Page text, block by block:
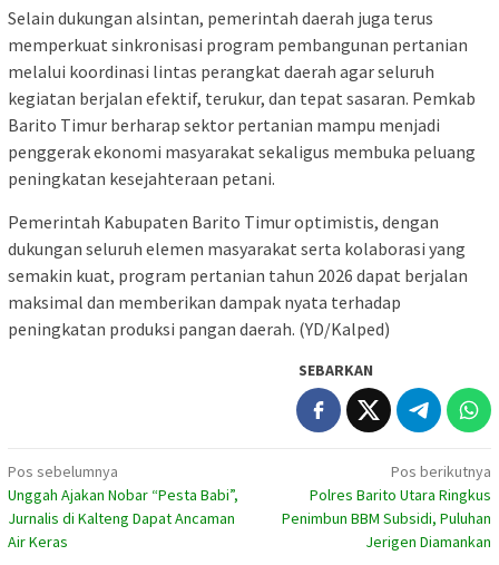
Selain dukungan alsintan, pemerintah daerah juga terus
memperkuat sinkronisasi program pembangunan pertanian
melalui koordinasi lintas perangkat daerah agar seluruh
kegiatan berjalan efektif, terukur, dan tepat sasaran. Pemkab
Barito Timur berharap sektor pertanian mampu menjadi
penggerak ekonomi masyarakat sekaligus membuka peluang
peningkatan kesejahteraan petani.
Pemerintah Kabupaten Barito Timur optimistis, dengan
dukungan seluruh elemen masyarakat serta kolaborasi yang
semakin kuat, program pertanian tahun 2026 dapat berjalan
maksimal dan memberikan dampak nyata terhadap
peningkatan produksi pangan daerah. (YD/Kalped)
SEBARKAN
Navigasi
pos
Pos sebelumnya
Unggah Ajakan Nobar “Pesta Babi”,
Jurnalis di Kalteng Dapat Ancaman
Air Keras
Pos berikutnya
Polres Barito Utara Ringkus
Penimbun BBM Subsidi, Puluhan
Jerigen Diamankan